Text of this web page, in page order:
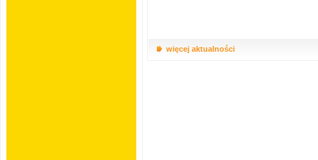
więcej aktualności